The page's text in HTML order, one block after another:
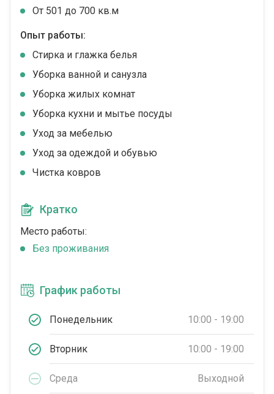
От 501 до 700 кв.м
Опыт работы:
Стирка и глажка белья
Уборка ванной и санузла
Уборка жилых комнат
Уборка кухни и мытье посуды
Уход за мебелью
Уход за одеждой и обувью
Чистка ковров
Кратко
Место работы:
Без проживания
График работы
Понедельник 10:00 - 19:00
Вторник 10:00 - 19:00
Среда Выходной